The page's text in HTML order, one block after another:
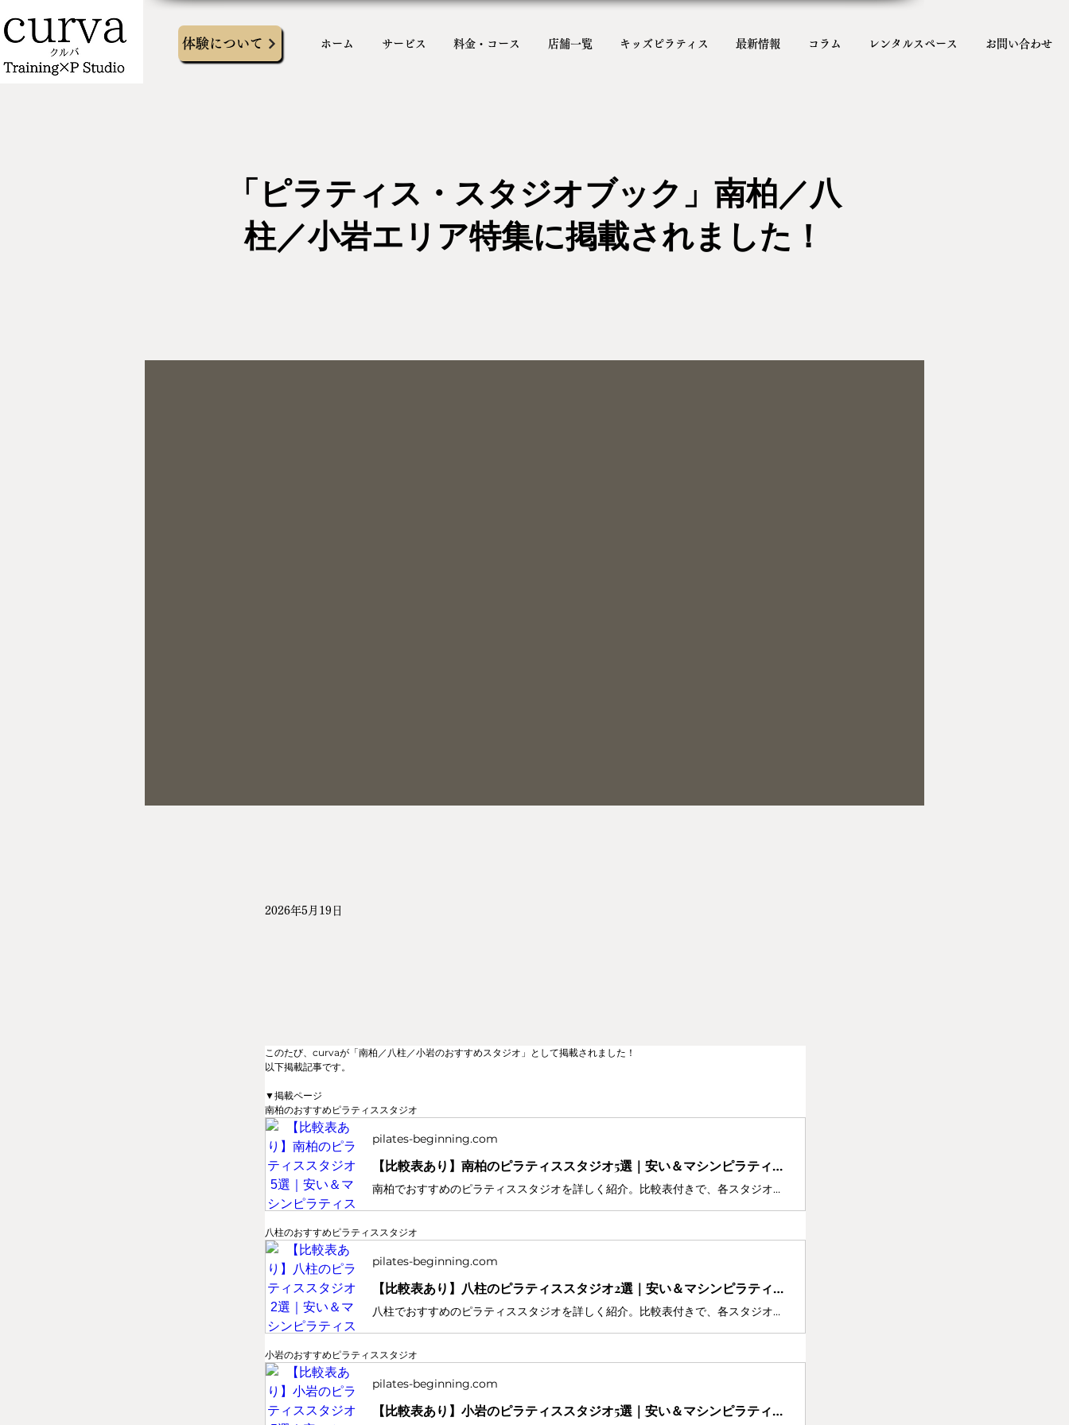
体験について ホーム サービス 料金・コース 店舗一覧 キッズピラティス 最新情報 コラム レンタルスペース お問い合わせ
「ピラティス・スタジオブック」南柏／八
柱／小岩エリア特集に掲載されました！
2026年5月19日
このたび、curvaが「南柏／八柱／小岩のおすすめスタジオ」として掲載されました！
以下掲載記事です。
▼掲載ページ
南柏のおすすめピラティススタジオ
pilates-beginning.com
【比較表あり】南柏のピラティススタジオ5選｜安い＆マシンピラティスができるスタジオも紹介！
南柏でおすすめのピラティススタジオを詳しく紹介。比較表付きで、各スタジオの特徴や料金をわかりやすく比較できます。スタジオの選び方や選ぶ時の注意店も解説。南柏で自分に合ったスタジオがきっと見つかります。
八柱のおすすめピラティススタジオ
pilates-beginning.com
【比較表あり】八柱のピラティススタジオ2選｜安い＆マシンピラティスができるスタジオも紹介！
八柱でおすすめのピラティススタジオを詳しく紹介。比較表付きで、各スタジオの特徴や料金をわかりやすく比較できます。スタジオの選び方や選ぶ時の注意店も解説。八柱で自分に合ったスタジオがきっと見つかります。
小岩のおすすめピラティススタジオ
pilates-beginning.com
【比較表あり】小岩のピラティススタジオ5選｜安い＆マシンピラティスができるスタジオも紹介！